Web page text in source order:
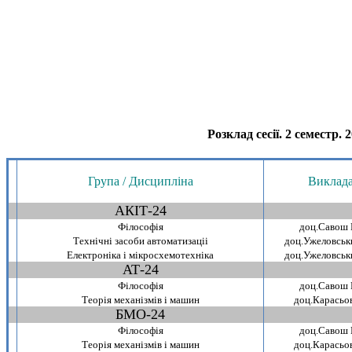
Розклад сесiї. 2
Група / Дисципліна
АКIТ-24
Фiлософiя
доц.Савош
Технiчнi засоби автоматизацii
Електронiка i мiкросхемотехнiка
АТ-24
Фiлософiя
доц.Савош
Теорiя механiзмiв i машин
БМО-24
Фiлософiя
доц.Савош
Теорiя механiзмiв i машин